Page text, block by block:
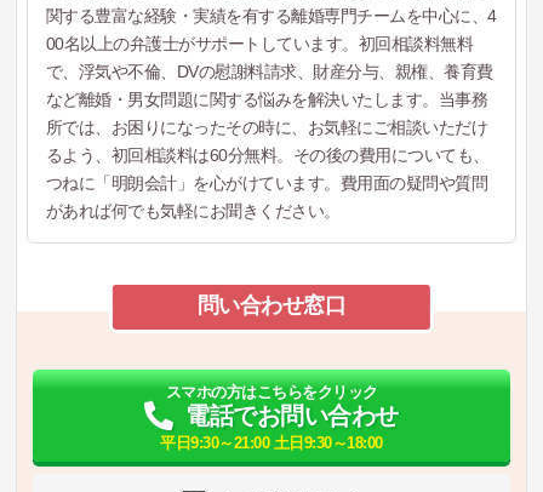
関する豊富な経験・実績を有する離婚専門チームを中心に、4
00名以上の弁護士がサポートしています。初回相談料無料
で、浮気や不倫、DVの慰謝料請求、財産分与、親権、養育費
など離婚・男女問題に関する悩みを解決いたします。当事務
所では、お困りになったその時に、お気軽にご相談いただけ
るよう、初回相談料は60分無料。その後の費用についても、
つねに「明朗会計」を心がけています。費用面の疑問や質問
があれば何でも気軽にお聞きください。
問い合わせ窓口
スマホの方はこちらをクリック
電話でお問い合わせ
平日9:30～21:00 土日9:30～18:00